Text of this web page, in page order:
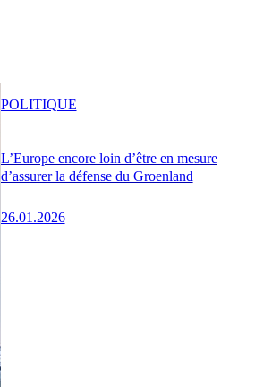
L’Europe encore loin d’être en mesure
d’assurer la défense du Groenland
26.01.2026
POLITIQUE